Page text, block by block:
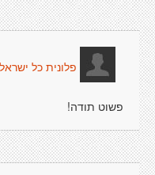
פלונית כל
פשוט תודה!